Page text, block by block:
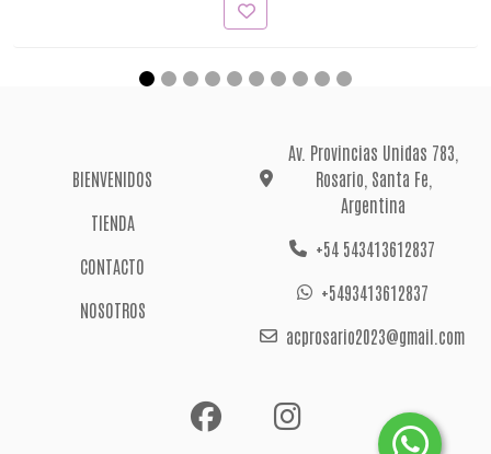
BIENVENIDOS
TIENDA
CONTACTO
NOSOTROS
Av. Provincias Unidas 783,
Rosario, Santa Fe,
Argentina
+54 543413612837
+5493413612837
acprosario2023@gmail.com